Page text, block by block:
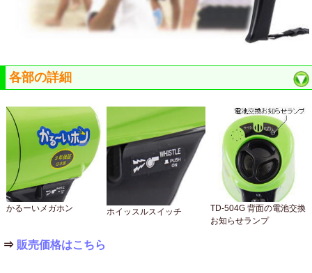
各部の詳細
かるーいメガホン ホイッスルスイッチ
TD-504G 背面の電池交換
お知らせランプ
⇒ 販売価格はこちら